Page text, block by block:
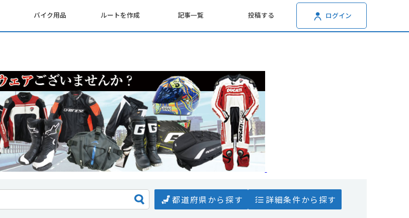
バイク用品 ルートを作成 記事一覧 投稿する ログイン
都道府県から探す
詳細条件から探す